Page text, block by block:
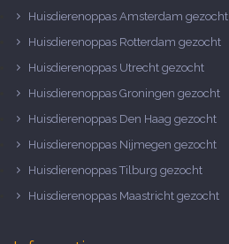
Huisdierenoppas Amsterdam gezocht
Huisdierenoppas Rotterdam gezocht
Huisdierenoppas Utrecht gezocht
Huisdierenoppas Groningen gezocht
Huisdierenoppas Den Haag gezocht
Huisdierenoppas Nijmegen gezocht
Huisdierenoppas Tilburg gezocht
Huisdierenoppas Maastricht gezocht